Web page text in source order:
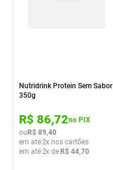
Nutridrink Protein Sem Sabor
350g
R$ 86,72no PIX
ou R$ 89,40
em até2x nos cartões
em até2x de R$ 44,70